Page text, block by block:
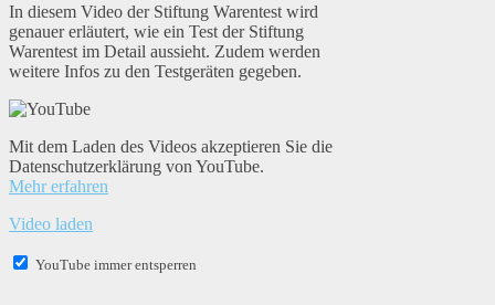
In diesem Video der Stiftung Warentest wird
genauer erläutert, wie ein Test der Stiftung
Warentest im Detail aussieht. Zudem werden
weitere Infos zu den Testgeräten gegeben.
Mit dem Laden des Videos akzeptieren Sie die
Datenschutzerklärung von YouTube.
Mehr erfahren
Video laden
YouTube immer entsperren